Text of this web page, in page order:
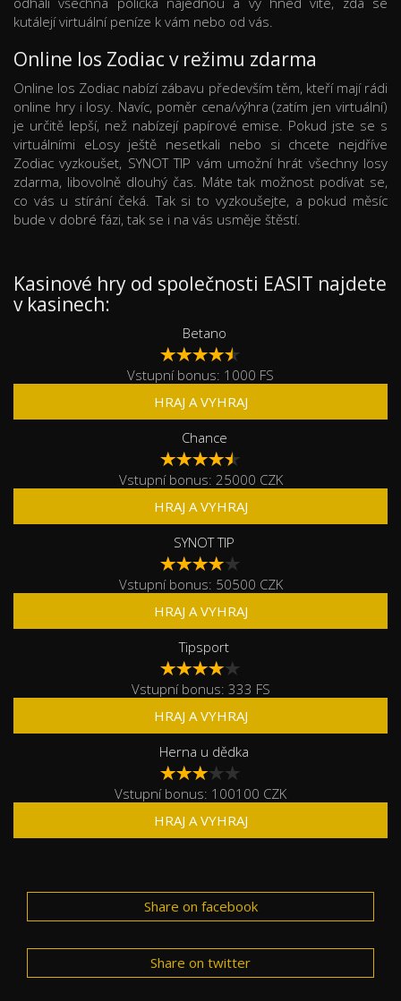
kutálejí virtuální peníze k vám nebo od vás.
Online los Zodiac v režimu zdarma
Online los Zodiac nabízí zábavu především těm, kteří mají rádi
online hry i losy. Navíc, poměr cena/výhra (zatím jen virtuální)
je určitě lepší, než nabízejí papírové emise. Pokud jste se s
virtuálními eLosy ještě nesetkali nebo si chcete nejdříve
Zodiac vyzkoušet, SYNOT TIP vám umožní hrát všechny losy
zdarma, libovolně dlouhý čas. Máte tak možnost podívat se,
co vás u stírání čeká. Tak si to vyzkoušejte, a pokud měsíc
bude v dobré fázi, tak se i na vás usměje štěstí.
Kasinové hry od společnosti EASIT najdete
v kasinech:
Betano
Vstupní bonus: 1000 FS
HRAJ A VYHRAJ
Chance
Vstupní bonus: 25000 CZK
HRAJ A VYHRAJ
SYNOT TIP
Vstupní bonus: 50500 CZK
HRAJ A VYHRAJ
Tipsport
Vstupní bonus: 333 FS
HRAJ A VYHRAJ
Herna u dědka
Vstupní bonus: 100100 CZK
HRAJ A VYHRAJ
Share on facebook
Share on twitter